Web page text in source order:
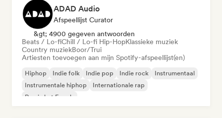
ADAD Audio
Afspeellijst Curator
&gt; 4900 gegeven antwoorden
Beats / Lo-fiChill / Lo-fi Hip-HopKlassieke muziek
Country muziekBoor/Trui
Artiesten toevoegen aan mijn Spotify-afspeellijst(en)
Hiphop Indie folk Indie pop Indie rock
Instrumentaal
Instrumentale hiphop
Internationale rap
Rap in het Engels